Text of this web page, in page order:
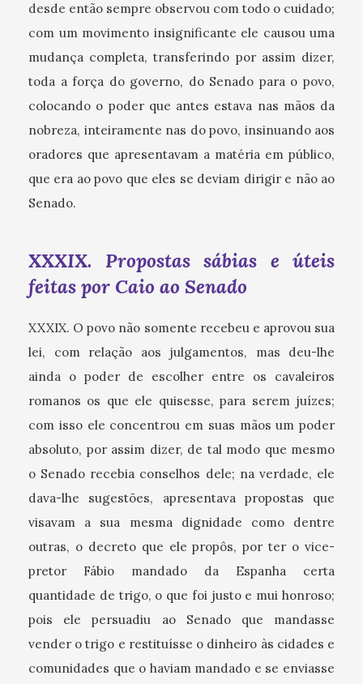
desde então sempre observou com todo o cuidado;
com um movimento insignificante ele causou uma
mudança completa, transferindo por assim dizer,
toda a força do governo, do Senado para o povo,
colocando o poder que antes estava nas mãos da
nobreza, inteiramente nas do povo, insinuando aos
oradores que apresentavam a matéria em público,
que era ao povo que eles se deviam dirigir e não ao
Senado.
XXXIX. Propostas sábias e úteis
feitas por Caio ao Senado
XXXIX. O povo não somente recebeu e aprovou sua
lei, com relação aos julgamentos, mas deu-lhe
ainda o poder de escolher entre os cavaleiros
romanos os que ele quisesse, para serem juízes;
com isso ele concentrou em suas mãos um poder
absoluto, por assim dizer, de tal modo que mesmo
o Senado recebia conselhos dele; na verdade, ele
dava-lhe sugestões, apresentava propostas que
visavam a sua mesma dignidade como dentre
outras, o decreto que ele propôs, por ter o vice-
pretor Fábio mandado da Espanha certa
quantidade de trigo, o que foi justo e mui honroso;
pois ele persuadiu ao Senado que mandasse
vender o trigo e restituísse o dinheiro às cidades e
comunidades que o haviam mandado e se enviasse